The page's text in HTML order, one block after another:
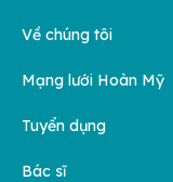
Về chúng tôi
Mạng lưới Hoàn Mỹ
Tuyển dụng
Bác sĩ